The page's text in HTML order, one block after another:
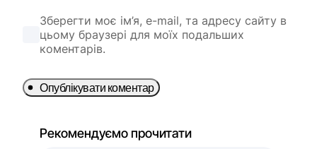
Зберегти моє ім’я, e-mail, та адресу сайту в
цьому браузері для моїх подальших
коментарів.
Опублікувати коментар
Рекомендуємо прочитати